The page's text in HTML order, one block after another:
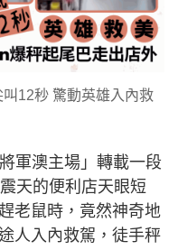
12秒 驚動英雄入內救
軍澳主場」轉載一段
天的便利店天眼短
老鼠時，竟然神奇地
人入內救駕，徒手秤